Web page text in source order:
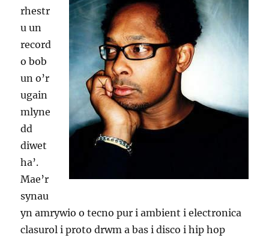
rhestr
u un
record
o bob
un o’r
ugain
mlyne
dd
diwet
ha’.
Mae’r
synau
yn amrywio o tecno pur i ambient i electronica
clasurol i proto drwm a bas i disco i hip hop